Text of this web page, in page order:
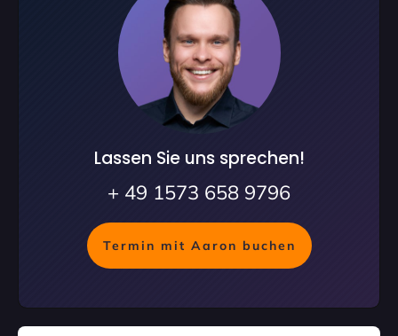
Lassen Sie uns sprechen!
+ 49 1573 658 9796
Termin mit Aaron buchen